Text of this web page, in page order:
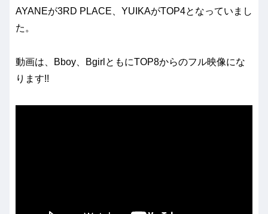
AYANEが3RD PLACE、YUIKAがTOP4となっていまし
た。
動画は、Bboy、BgirlともにTOP8からのフル映像にな
ります!!